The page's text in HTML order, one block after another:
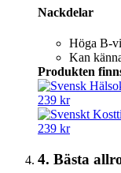
Nackdelar
Höga B-
Kan
Produkten
239 kr
239 kr
4. Bästa